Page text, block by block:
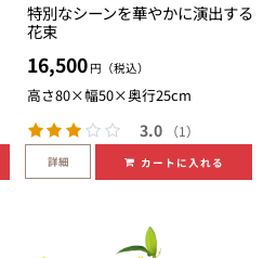
特別なシーンを華やかに演出する
花束
16,500 円（税込）
高さ80×幅50×奥行25cm
3.0 （1）
詳細 カートに入れる